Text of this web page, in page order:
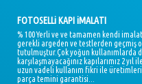
FOTOSELLi KAPI iMALATI
% 100 Yerli ve ve tamamen kendi
gerekli argeden ve testlerden geçmiş
tutulmuştur.Çok yoğun kullanımlarda
karşılaşmayacağınız kapılarımız 2
uzun vadeli kullanım fikri ile
parça temini garantisi...